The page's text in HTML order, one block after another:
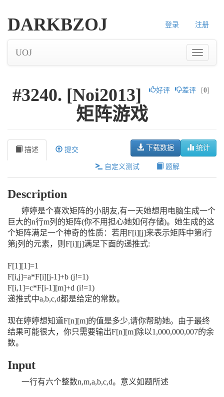
登录 注册
DARKBZOJ
UOJ
好评 差评 [0]
#3240. [Noi2013]
矩阵游戏
统计
下载数据
描述 提交
自定义测试 题解
Description
婷婷是个喜欢矩阵的小朋友,有一天她想用电脑生成一个
巨大的n行m列的矩阵(你不用担心她如何存储)。她生成的这
个矩阵满足一个神奇的性质：若用F[i][j]来表示矩阵中第i行
第j列的元素，则F[i][j]满足下面的递推式:
F[1][1]=1
F[i,j]=a*F[i][j-1]+b (j!=1)
F[i,1]=c*F[i-1][m]+d (i!=1)
递推式中a,b,c,d都是给定的常数。
现在婷婷想知道F[n][m]的值是多少,请你帮助她。由于最终
结果可能很大，你只需要输出F[n][m]除以1,000,000,007的余
数。
Input
一行有六个整数n,m,a,b,c,d。意义如题所述